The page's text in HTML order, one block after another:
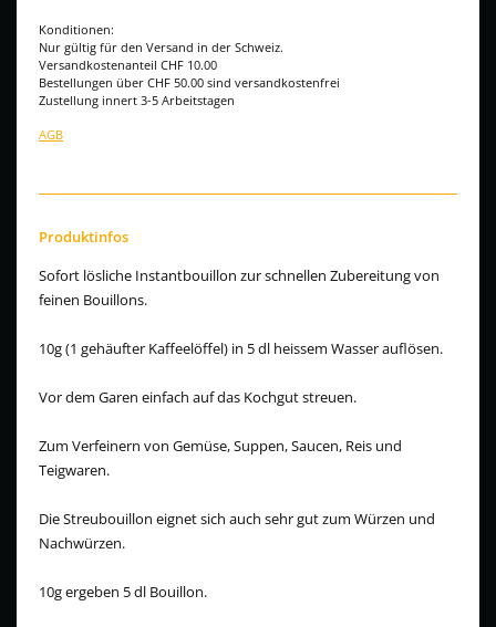
Konditionen:
Nur gültig für den Versand in der Schweiz.
Versandkostenanteil CHF 10.00
Bestellungen über CHF 50.00 sind versandkostenfrei
Zustellung innert 3-5 Arbeitstagen
AGB
Produktinfos
Sofort lösliche Instantbouillon zur schnellen Zubereitung von
feinen Bouillons.
10g (1 gehäufter Kaffeelöffel) in 5 dl heissem Wasser auflösen.
Vor dem Garen einfach auf das Kochgut streuen.
Zum Verfeinern von Gemüse, Suppen, Saucen, Reis und
Teigwaren.
Die Streubouillon eignet sich auch sehr gut zum Würzen und
Nachwürzen.
10g ergeben 5 dl Bouillon.